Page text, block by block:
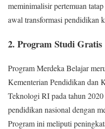
meminimalisir pertemuan
awal transformasi pendidikan
2. Program Studi Gratis
Program Merdeka Belajar
Kementerian Pendidikan dan
Teknologi RI pada tahun
pendidikan nasional dengan
Program ini meliputi